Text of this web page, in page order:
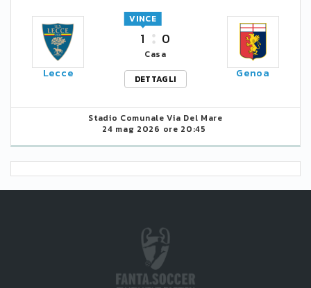
Lecce
1
VINCE
0
Casa
DETTAGLI
Genoa
Stadio Comunale Via Del Mare
24 mag 2026 ore 20:45